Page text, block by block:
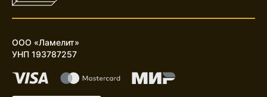
ООО «Ламелит»
УНП 193787257